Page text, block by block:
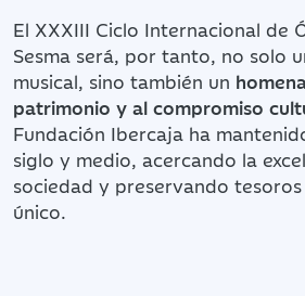
El XXXIII Ciclo Internacional de
Sesma será, por tanto, no solo
musical, sino también un
patrimonio y al compromiso
Fundación Ibercaja ha
siglo y medio, acercando la
sociedad y preservando
único.